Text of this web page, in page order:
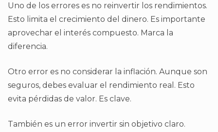
Uno de los errores es no reinvertir los rendimientos.
Esto limita el crecimiento del dinero. Es importante
aprovechar el interés compuesto. Marca la
diferencia.
Otro error es no considerar la inflación. Aunque son
seguros, debes evaluar el rendimiento real. Esto
evita pérdidas de valor. Es clave.
También es un error invertir sin objetivo claro.